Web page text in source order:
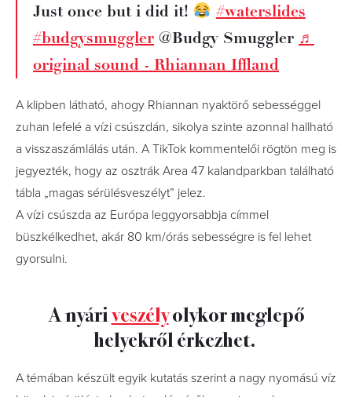
Just once but i did it!
#waterslides
#budgysmuggler @Budgy Smuggler ♬
original sound - Rhiannan Iffland
A klipben látható, ahogy Rhiannan nyaktörő sebességgel
zuhan lefelé a vízi csúszdán, sikolya szinte azonnal hallható
a visszaszámlálás után. A TikTok kommentelői rögtön meg is
jegyezték, hogy az osztrák Area 47 kalandparkban található
tábla „magas sérülésveszélyt” jelez.
A vízi csúszda az Európa leggyorsabbja címmel
büszkélkedhet, akár 80 km/órás sebességre is fel lehet
gyorsulni.
A nyáriveszélyolykor meglepő
helyekről érkezhet.
A témában készült egyik kutatás szerint a nagy nyomású víz